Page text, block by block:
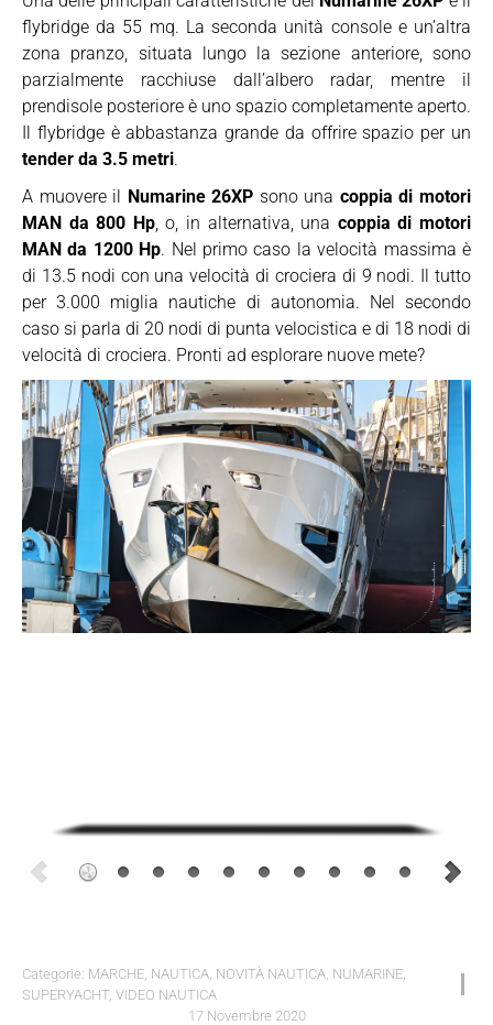
flybridge da 55 mq. La seconda unità console e un’altra
zona pranzo, situata lungo la sezione anteriore, sono
parzialmente racchiuse dall’albero radar, mentre il
prendisole posteriore è uno spazio completamente aperto.
Il flybridge è abbastanza grande da offrire spazio per un
tender da 3.5 metri.
A muovere il Numarine 26XP sono una coppia di motori
MAN da 800 Hp, o, in alternativa, una coppia di motori
MAN da 1200 Hp. Nel primo caso la velocità massima è
di 13.5 nodi con una velocità di crociera di 9 nodi. Il tutto
per 3.000 miglia nautiche di autonomia. Nel secondo
caso si parla di 20 nodi di punta velocistica e di 18 nodi di
velocità di crociera. Pronti ad esplorare nuove mete?
Categorie: MARCHE, NAUTICA, NOVITÀ NAUTICA, NUMARINE,
SUPERYACHT, VIDEO NAUTICA
17 Novembre 2020